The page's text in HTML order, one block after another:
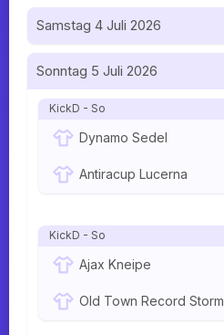
Samstag 4 Juli 2026
Sonntag 5 Juli 2026
KickD - So
Dynamo Sedel
Antiracup Lucerna
KickD - So
Ajax Kneipe
Old Town Record Storm